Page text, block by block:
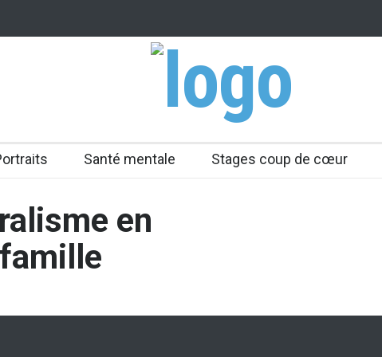
Santé mentale Stages coup de cœur
en